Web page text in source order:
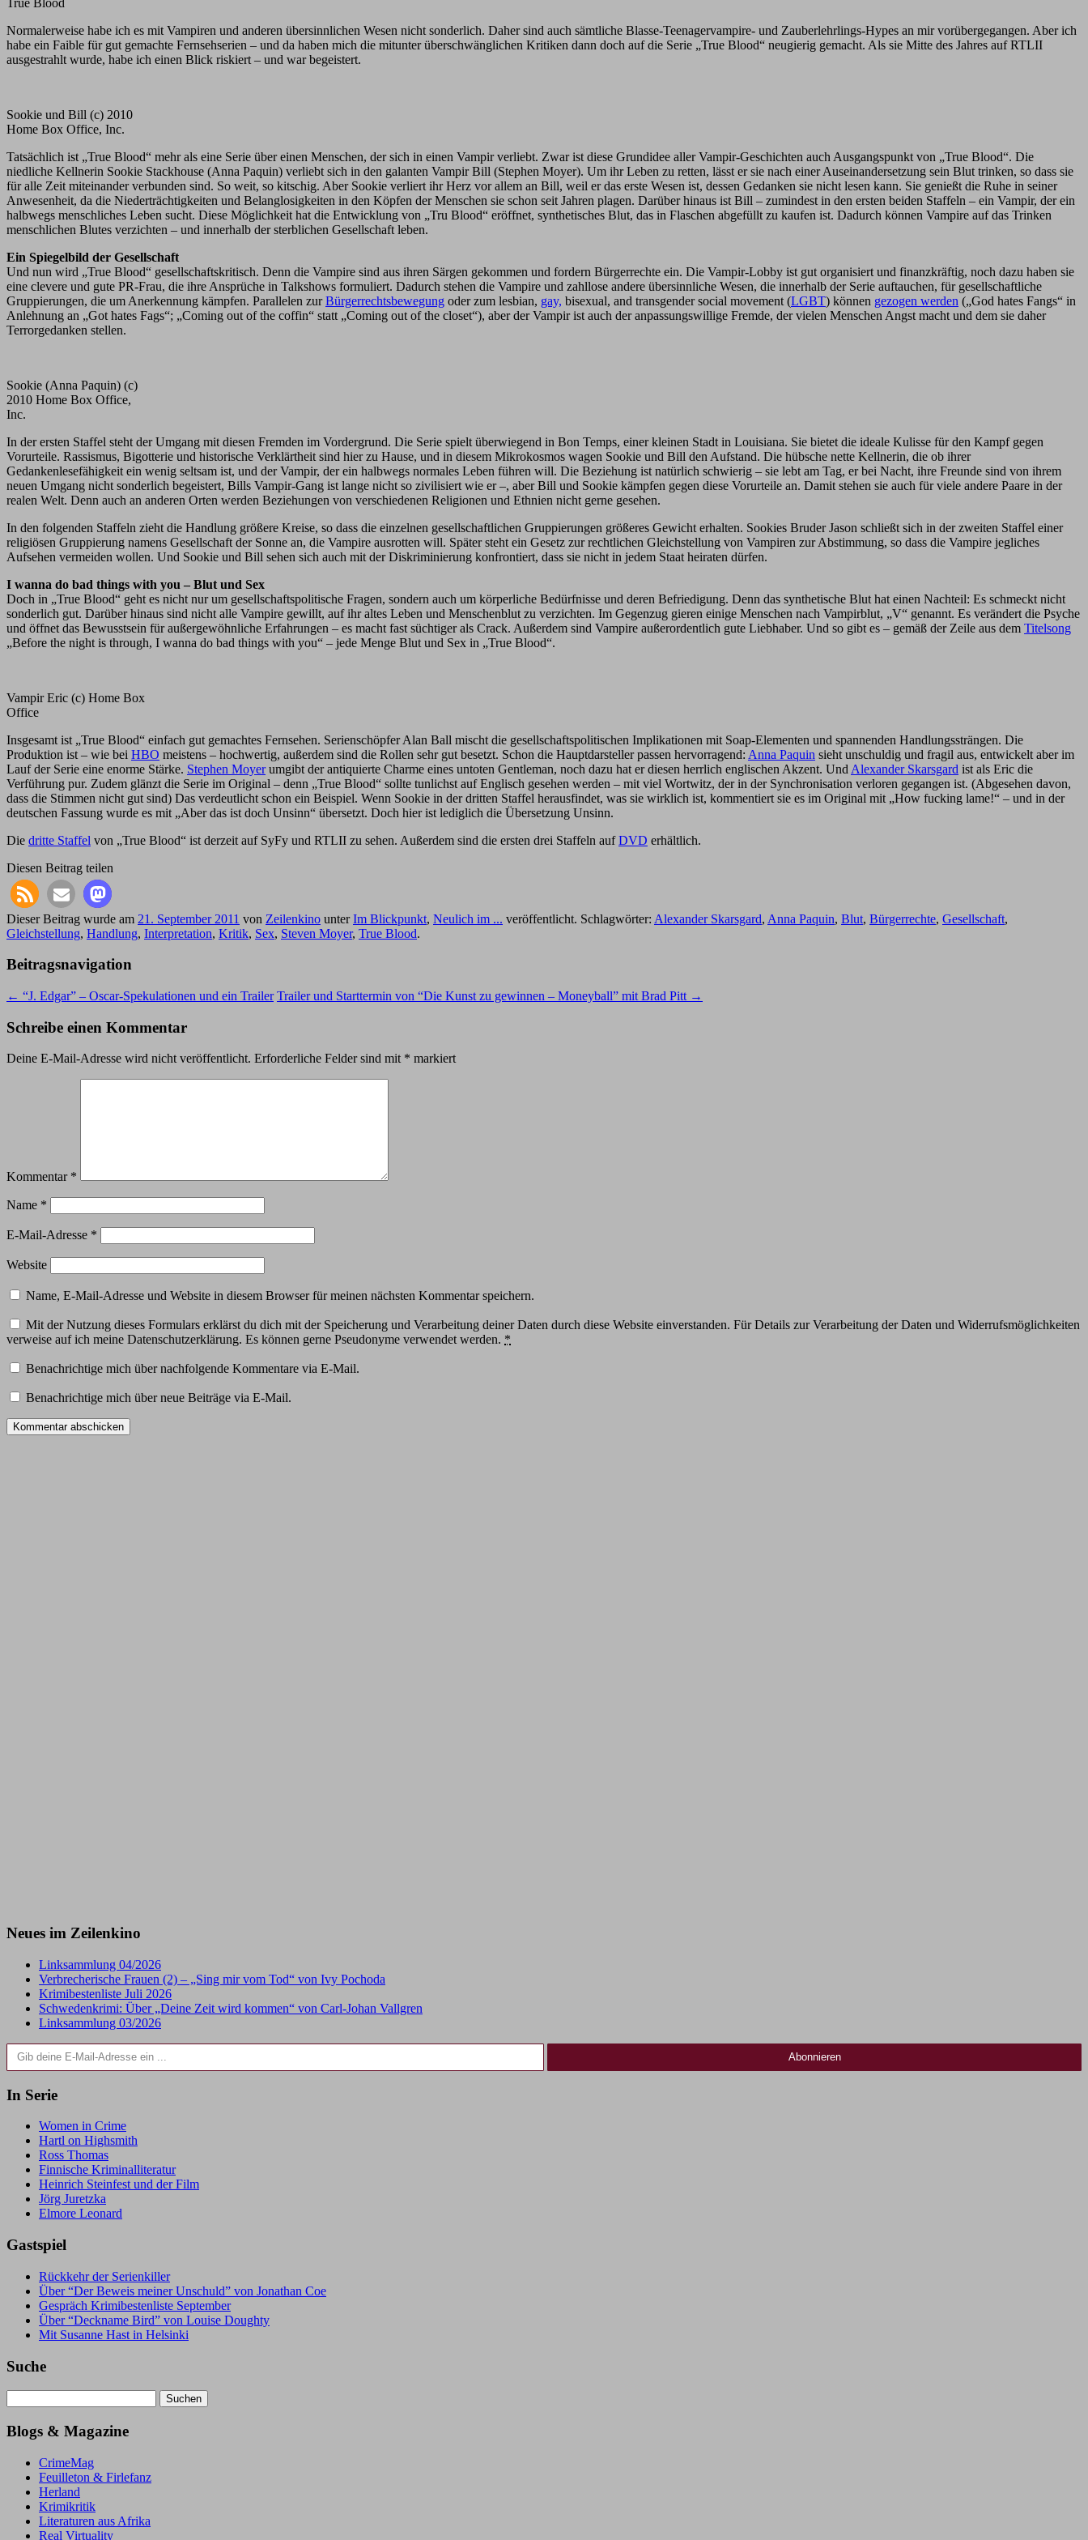
Normalerweise habe ich es mit Vampiren und anderen übersinnlichen Wesen nicht sonderlich. Daher sind auch sämtliche Blasse-Teenagervampire- und Zauberlehrlings-Hypes an mir vorübergegangen. Aber ich
habe ein Faible für gut gemachte Fernsehserien – und da haben mich die mitunter überschwänglichen Kritiken dann doch auf die Serie „True Blood“ neugierig gemacht. Als sie Mitte des Jahres auf RTLII
ausgestrahlt wurde, habe ich einen Blick riskiert – und war begeistert.
Sookie und Bill (c) 2010
Home Box Office, Inc.
Tatsächlich ist „True Blood“ mehr als eine Serie über einen Menschen, der sich in einen Vampir verliebt. Zwar ist diese Grundidee aller Vampir-Geschichten auch Ausgangspunkt von „True Blood“. Die
niedliche Kellnerin Sookie Stackhouse (Anna Paquin) verliebt sich in den galanten Vampir Bill (Stephen Moyer). Um ihr Leben zu retten, lässt er sie nach einer Auseinandersetzung sein Blut trinken, so dass sie
für alle Zeit miteinander verbunden sind. So weit, so kitschig. Aber Sookie verliert ihr Herz vor allem an Bill, weil er das erste Wesen ist, dessen Gedanken sie nicht lesen kann. Sie genießt die Ruhe in seiner
Anwesenheit, da die Niederträchtigkeiten und Belanglosigkeiten in den Köpfen der Menschen sie schon seit Jahren plagen. Darüber hinaus ist Bill – zumindest in den ersten beiden Staffeln – ein Vampir, der ein
halbwegs menschliches Leben sucht. Diese Möglichkeit hat die Entwicklung von „Tru Blood“ eröffnet, synthetisches Blut, das in Flaschen abgefüllt zu kaufen ist. Dadurch können Vampire auf das Trinken
menschlichen Blutes verzichten – und innerhalb der sterblichen Gesellschaft leben.
Ein Spiegelbild der Gesellschaft
Und nun wird „True Blood“ gesellschaftskritisch. Denn die Vampire sind aus ihren Särgen gekommen und fordern Bürgerrechte ein. Die Vampir-Lobby ist gut organisiert und finanzkräftig, noch dazu haben sie
eine clevere und gute PR-Frau, die ihre Ansprüche in Talkshows formuliert. Dadurch stehen die Vampire und zahllose andere übersinnliche Wesen, die innerhalb der Serie auftauchen, für gesellschaftliche
Gruppierungen, die um Anerkennung kämpfen. Parallelen zurBürgerrechtsbewegung oder zum lesbian, gay, bisexual, and transgender social movement (LGBT) können gezogen werden („God hates Fangs“ in
Anlehnung an „Got hates Fags“; „Coming out of the coffin“ statt „Coming out of the closet“), aber der Vampir ist auch der anpassungswillige Fremde, der vielen Menschen Angst macht und dem sie daher
Terrorgedanken stellen.
Sookie (Anna Paquin) (c)
2010 Home Box Office,
Inc.
In der ersten Staffel steht der Umgang mit diesen Fremden im Vordergrund. Die Serie spielt überwiegend in Bon Temps, einer kleinen Stadt in Louisiana. Sie bietet die ideale Kulisse für den Kampf gegen
Vorurteile. Rassismus, Bigotterie und historische Verklärtheit sind hier zu Hause, und in diesem Mikrokosmos wagen Sookie und Bill den Aufstand. Die hübsche nette Kellnerin, die ob ihrer
Gedankenlesefähigkeit ein wenig seltsam ist, und der Vampir, der ein halbwegs normales Leben führen will. Die Beziehung ist natürlich schwierig – sie lebt am Tag, er bei Nacht, ihre Freunde sind von ihrem
neuen Umgang nicht sonderlich begeistert, Bills Vampir-Gang ist lange nicht so zivilisiert wie er –, aber Bill und Sookie kämpfen gegen diese Vorurteile an. Damit stehen sie auch für viele andere Paare in der
realen Welt. Denn auch an anderen Orten werden Beziehungen von verschiedenen Religionen und Ethnien nicht gerne gesehen.
In den folgenden Staffeln zieht die Handlung größere Kreise, so dass die einzelnen gesellschaftlichen Gruppierungen größeres Gewicht erhalten. Sookies Bruder Jason schließt sich in der zweiten Staffel einer
religiösen Gruppierung namens Gesellschaft der Sonne an, die Vampire ausrotten will. Später steht ein Gesetz zur rechtlichen Gleichstellung von Vampiren zur Abstimmung, so dass die Vampire jegliches
Aufsehen vermeiden wollen. Und Sookie und Bill sehen sich auch mit der Diskriminierung konfrontiert, dass sie nicht in jedem Staat heiraten dürfen.
I wanna do bad things with you – Blut und Sex
Doch in „True Blood“ geht es nicht nur um gesellschaftspolitische Fragen, sondern auch um körperliche Bedürfnisse und deren Befriedigung. Denn das synthetische Blut hat einen Nachteil: Es schmeckt nicht
sonderlich gut. Darüber hinaus sind nicht alle Vampire gewillt, auf ihr altes Leben und Menschenblut zu verzichten. Im Gegenzug gieren einige Menschen nach Vampirblut, „V“ genannt. Es verändert die Psyche
und öffnet das Bewusstsein für außergewöhnliche Erfahrungen – es macht fast süchtiger als Crack. Außerdem sind Vampire außerordentlich gute Liebhaber. Und so gibt es – gemäß der Zeile aus dem Titelsong
„Before the night is through, I wanna do bad things with you“ – jede Menge Blut und Sex in „True Blood“.
Vampir Eric (c) Home Box
Office
Insgesamt ist „True Blood“ einfach gut gemachtes Fernsehen. Serienschöpfer Alan Ball mischt die gesellschaftspolitischen Implikationen mit Soap-Elementen und spannenden Handlungssträngen. Die
Produktion ist – wie bei HBO meistens – hochwertig, außerdem sind die Rollen sehr gut besetzt. Schon die Hauptdarsteller passen hervorragend: Anna Paquin sieht unschuldig und fragil aus, entwickelt aber im
Lauf der Serie eine enorme Stärke. Stephen Moyerumgibt der antiquierte Charme eines untoten Gentleman, noch dazu hat er diesen herrlich englischen Akzent. Und Alexander Skarsgard ist als Eric die
Verführung pur. Zudem glänzt die Serie im Original – denn „True Blood“ sollte tunlichst auf Englisch gesehen werden – mit viel Wortwitz, der in der Synchronisation verloren gegangen ist. (Abgesehen davon,
dass die Stimmen nicht gut sind) Das verdeutlicht schon ein Beispiel. Wenn Sookie in der dritten Staffel herausfindet, was sie wirklich ist, kommentiert sie es im Original mit „How fucking lame!“ – und in der
deutschen Fassung wurde es mit „Aber das ist doch Unsinn“ übersetzt. Doch hier ist lediglich die Übersetzung Unsinn.
Die dritte Staffel von „True Blood“ ist derzeit auf SyFy und RTLII zu sehen. Außerdem sind die ersten drei Staffeln aufDVD erhältlich.
Diesen Beitrag teilen
Dieser Beitrag wurde am 21. September 2011 von Zeilenkino unterIm Blickpunkt, Neulich im ... veröffentlicht. Schlagwörter: Alexander Skarsgard, Anna Paquin, Blut, Bürgerrechte, Gesellschaft,
Gleichstellung, Handlung, Interpretation, Kritik, Sex, Steven Moyer, True Blood.
Beitragsnavigation
← “J. Edgar” – Oscar-Spekulationen und ein Trailer Trailer und Starttermin von “Die Kunst zu gewinnen – Moneyball” mit Brad Pitt →
Schreibe einen Kommentar
Deine E-Mail-Adresse wird nicht veröffentlicht. Erforderliche Felder sind mit * markiert
Kommentar *
Name *
E-Mail-Adresse *
Website
Name, E-Mail-Adresse und Website in diesem Browser für meinen nächsten Kommentar speichern.
Mit der Nutzung dieses Formulars erklärst du dich mit der Speicherung und Verarbeitung deiner Daten durch diese Website einverstanden. Für Details zur Verarbeitung der Daten und Widerrufsmöglichkeiten
verweise auf ich meine Datenschutzerklärung. Es können gerne Pseudonyme verwendet werden. *
Benachrichtige mich über nachfolgende Kommentare via E-Mail.
Benachrichtige mich über neue Beiträge via E-Mail.
Neues im Zeilenkino
Linksammlung 04/2026
Verbrecherische Frauen (2) – „Sing mir vom Tod“ von Ivy Pochoda
Krimibestenliste Juli 2026
Schwedenkrimi: Über „Deine Zeit wird kommen“ von Carl-Johan Vallgren
Linksammlung 03/2026
Gib deine E-Mail-Adresse ein ...
Abonnieren
In Serie
Women in Crime
Hartl on Highsmith
Ross Thomas
Finnische Kriminalliteratur
Heinrich Steinfest und der Film
Jörg Juretzka
Elmore Leonard
Gastspiel
Rückkehr der Serienkiller
Über “Der Beweis meiner Unschuld” von Jonathan Coe
Gespräch Krimibestenliste September
Über “Deckname Bird” von Louise Doughty
Mit Susanne Hast in Helsinki
Suche
nach:
Blogs & Magazine
CrimeMag
Feuilleton & Firlefanz
Herland
Krimikritik
Literaturen aus Afrika
Real Virtuality